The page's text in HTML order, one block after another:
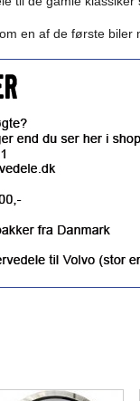
en af de første biler